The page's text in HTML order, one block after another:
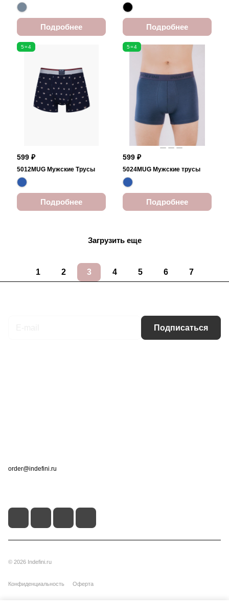
Подробнее Подробнее
5=4
599 ₽
5012MUG Мужские Трусы
Подробнее
5=4
599 ₽
5024MUG Мужские трусы
Подробнее
Загрузить еще
1 2 3 4 5 6 7
Подписаться
order@indefini.ru
© 2026 Indefini.ru
Конфиденциальность Оферта